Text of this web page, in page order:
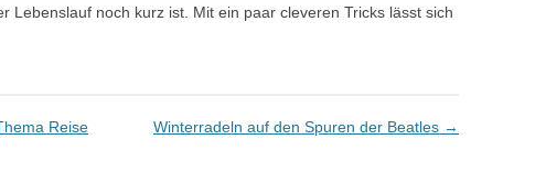
Lebenslauf noch kurz ist. Mit ein paar cleveren Tricks lässt sich
Reise Winterradeln auf den Spuren der Beatles →